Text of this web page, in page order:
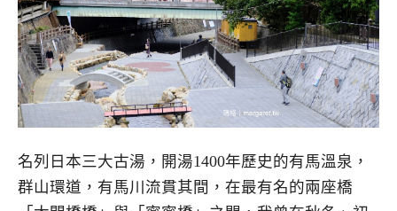
名列日本三大古湯，開湯1400年歷史的有馬溫泉，
群山環道，有馬川流貫其間，在最有名的兩座橋